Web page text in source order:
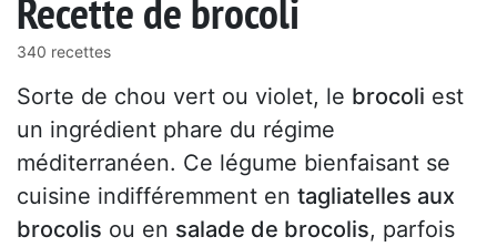
Recette de brocoli
340 recettes
Sorte de chou vert ou violet, le brocoli est
un ingrédient phare du régime
méditerranéen. Ce légume bienfaisant se
cuisine indifféremment en tagliatelles aux
brocolis ou en salade de brocolis, parfois